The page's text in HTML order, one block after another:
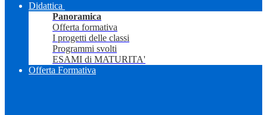
Didattica
Panoramica
Offerta formativa
I progetti delle classi
Programmi svolti
ESAMI di MATURITA'
Offerta Formativa